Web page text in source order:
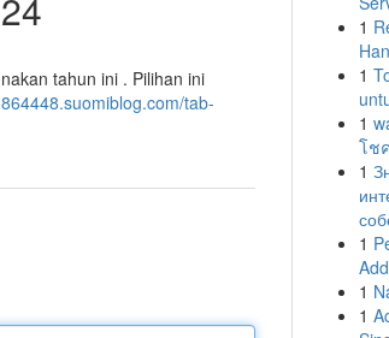
tahun ini . Pilihan ini
tab-
1
1
1
โช
1
1
1
1